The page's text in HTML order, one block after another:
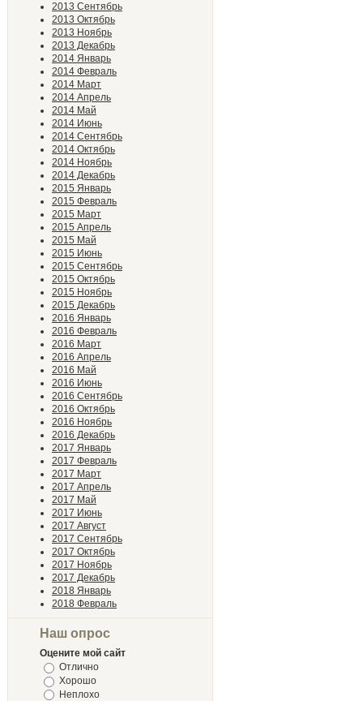
2013 Сентябрь
2013 Октябрь
2013 Ноябрь
2013 Декабрь
2014 Январь
2014 Февраль
2014 Март
2014 Апрель
2014 Май
2014 Июнь
2014 Сентябрь
2014 Октябрь
2014 Ноябрь
2014 Декабрь
2015 Январь
2015 Февраль
2015 Март
2015 Апрель
2015 Май
2015 Июнь
2015 Сентябрь
2015 Октябрь
2015 Ноябрь
2015 Декабрь
2016 Январь
2016 Февраль
2016 Март
2016 Апрель
2016 Май
2016 Июнь
2016 Сентябрь
2016 Октябрь
2016 Ноябрь
2016 Декабрь
2017 Январь
2017 Февраль
2017 Март
2017 Апрель
2017 Май
2017 Июнь
2017 Август
2017 Сентябрь
2017 Октябрь
2017 Ноябрь
2017 Декабрь
2018 Январь
2018 Февраль
Наш опрос
Оцените мой сайт
Отлично
Хорошо
Неплохо